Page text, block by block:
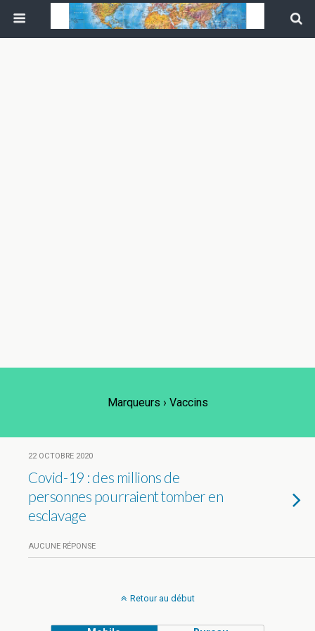
Marqueurs › Vaccins
22 OCTOBRE 2020
Covid-19 : des millions de
personnes pourraient tomber en
esclavage
AUCUNE RÉPONSE
Retour au début